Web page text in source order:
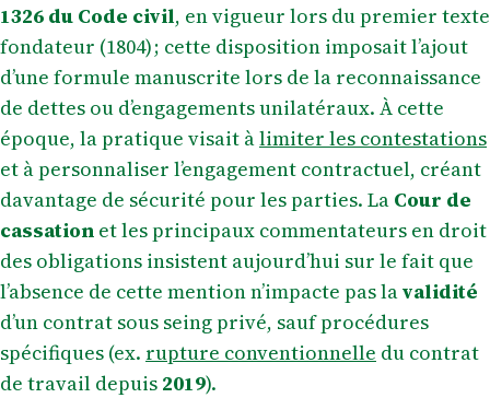
1326 du Code civil, en vigueur lors du premier texte
fondateur (1804) ; cette disposition imposait l’ajout
d’une formule manuscrite lors de la reconnaissance
de dettes ou d’engagements unilatéraux. À cette
époque, la pratique visait àlimiter les contestations
et à personnaliser l’engagement contractuel, créant
davantage de sécurité pour les parties. La Cour de
cassation et les principaux commentateurs en droit
des obligations insistent aujourd’hui sur le fait que
l’absence de cette mention n’impacte pas lavalidité
d’un contrat sous seing privé, sauf procédures
spécifiques (ex. rupture conventionnelle du contrat
de travail depuis 2019).